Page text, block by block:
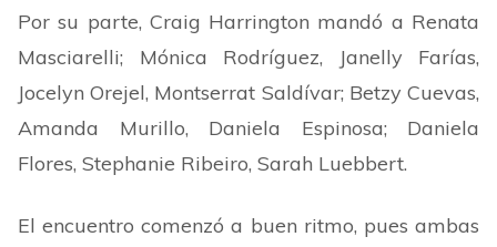
Por su parte, Craig Harrington mandó a Renata
Masciarelli; Mónica Rodríguez, Janelly Farías,
Jocelyn Orejel, Montserrat Saldívar; Betzy Cuevas,
Amanda Murillo, Daniela Espinosa; Daniela
Flores, Stephanie Ribeiro, Sarah Luebbert.
El encuentro comenzó a buen ritmo, pues ambas